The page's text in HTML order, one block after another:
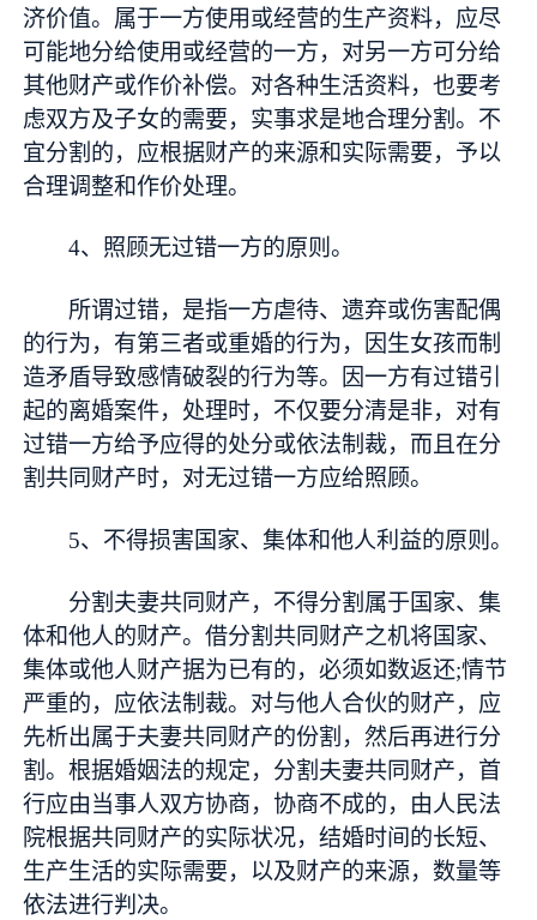
济价值。属于一方使用或经营的生产资料，应尽
可能地分给使用或经营的一方，对另一方可分给
其他财产或作价补偿。对各种生活资料，也要考
虑双方及子女的需要，实事求是地合理分割。不
宜分割的，应根据财产的来源和实际需要，予以
合理调整和作价处理。
4、照顾无过错一方的原则。
所谓过错，是指一方虐待、遗弃或伤害配偶
的行为，有第三者或重婚的行为，因生女孩而制
造矛盾导致感情破裂的行为等。因一方有过错引
起的离婚案件，处理时，不仅要分清是非，对有
过错一方给予应得的处分或依法制裁，而且在分
割共同财产时，对无过错一方应给照顾。
5、不得损害国家、集体和他人利益的原则。
分割夫妻共同财产，不得分割属于国家、集
体和他人的财产。借分割共同财产之机将国家、
集体或他人财产据为已有的，必须如数返还;情节
严重的，应依法制裁。对与他人合伙的财产，应
先析出属于夫妻共同财产的份割，然后再进行分
割。根据婚姻法的规定，分割夫妻共同财产，首
行应由当事人双方协商，协商不成的，由人民法
院根据共同财产的实际状况，结婚时间的长短、
生产生活的实际需要，以及财产的来源，数量等
依法进行判决。